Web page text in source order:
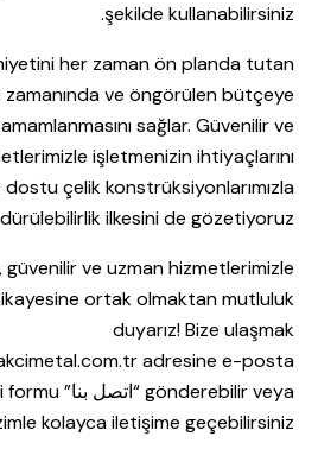
şekilde kullanabilirsiniz.
her zaman ön planda tutan
zamanında ve öngörülen bütçeye
sağlar. Güvenilir ve
işletmenizin ihtiyaçlarını
dostu çelik konstrüksiyonlarımızla
ilkesini de gözetiyoruz.
güvenilir ve uzman hizmetlerimizle
ortak olmaktan mutluluk
duyarız! Bize ulaşmak
adresine e-posta
gönderebilir veya “ اتصل بنا formu
kolayca iletişime geçebilirsiniz.